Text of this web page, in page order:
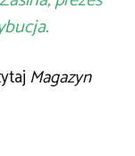
Magazyn